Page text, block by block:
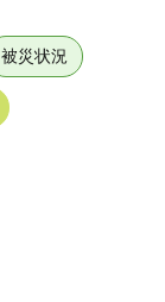
被災状況